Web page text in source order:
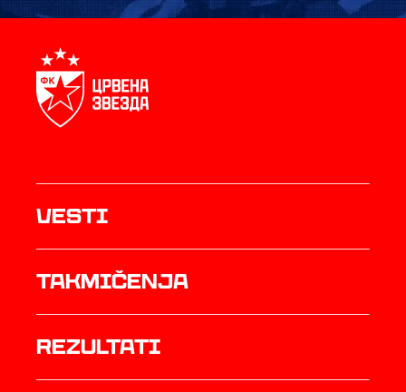
Vesti
Takmičenja
rezultati